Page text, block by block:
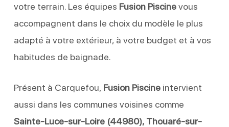
votre terrain. Les équipes Fusion Piscinevous
accompagnent dans le choix du modèle le plus
adapté à votre extérieur, à votre budget et à vos
habitudes de baignade.
Présent à Carquefou, Fusion Piscineintervient
aussi dans les communes voisines comme
Sainte-Luce-sur-Loire (44980), Thouaré-sur-